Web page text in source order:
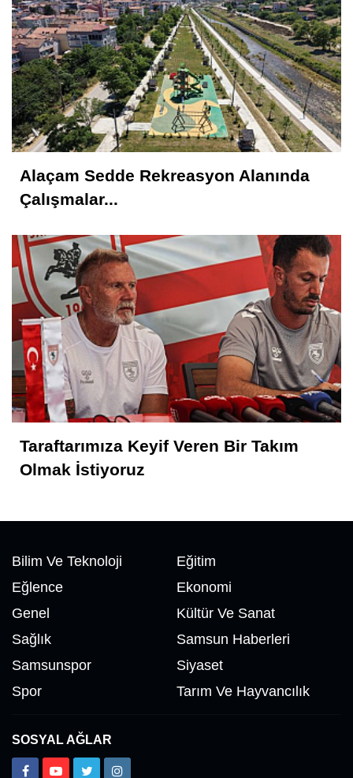
Nedim AYDIN
Samsunspor Hollanda Kampına Nasıl
Başladı?
Metin ATLI
Samsun'a Gelirken Ayakları Titreyecek
Kavranoğlu
Kirli Şehir ve Caddeler!...
Hüseyin KURT
Atatürk'ün Adıyla, Üniter Devletin
Temelleriyle Oynanamaz
Feyzullah Akçay ANIL
Yolun Raconu!...
Alaçam Sedde Rekreasyon Alanında
Çalışmalar...
Taraftarımıza Keyif Veren Bir Takım
Olmak İstiyoruz
Bilim Ve Teknoloji
Eğitim
Eğlence
Ekonomi
Genel
Kültür Ve Sanat
Sağlık
Samsun Haberleri
Samsunspor
Siyaset
Spor
Tarım Ve Hayvancılık
SOSYAL AĞLAR